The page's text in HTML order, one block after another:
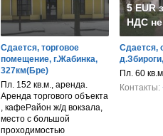
Сдается, торговое
помещение, г.Жабинка,
327км(Бре)
Пл. 152 кв.м., аренда.
Аренда торгового объекта
, кафеРайон ж/д вокзала,
место с большой
проходимостью
5 EUR
НДС
Сдается,
Пл. 60
Контакты: